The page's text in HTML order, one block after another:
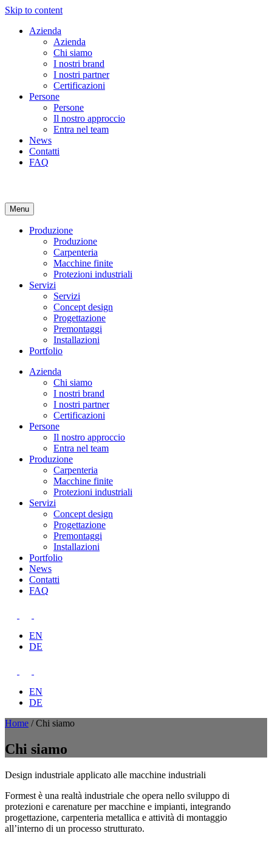
Skip to content
Azienda
Azienda
Chi siamo
I nostri brand
I nostri partner
Certificazioni
Persone
Persone
Il nostro approccio
Entra nel team
News
Contatti
FAQ
Menu
Produzione
Produzione
Carpenteria
Macchine finite
Protezioni industriali
Servizi
Servizi
Concept design
Progettazione
Premontaggi
Installazioni
Portfolio
Azienda
Chi siamo
I nostri brand
I nostri partner
Certificazioni
Persone
Il nostro approccio
Entra nel team
Produzione
Carpenteria
Macchine finite
Protezioni industriali
Servizi
Concept design
Progettazione
Premontaggi
Installazioni
Portfolio
News
Contatti
FAQ
EN
DE
EN
DE
Home /Chi siamo
Chi siamo
Design industriale applicato alle macchine industriali
Formest è una realtà industriale che opera nello sviluppo di
protezioni e carenature per macchine e impianti, integrando
progettazione, carpenteria metallica e attività di montaggio
all’interno di un processo strutturato.